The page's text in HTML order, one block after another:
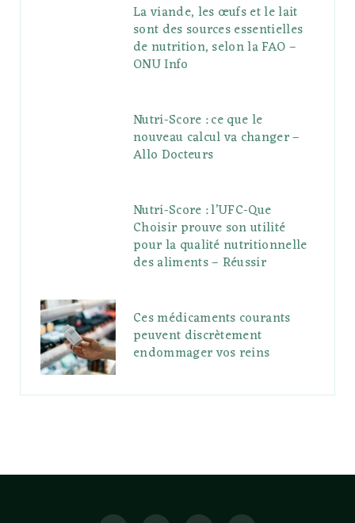
La viande, les œufs et le lait
sont des sources essentielles
de nutrition, selon la FAO –
ONU Info
Nutri-Score : ce que le
nouveau calcul va changer –
Allo Docteurs
Nutri-Score : l’UFC-Que
Choisir prouve son utilité
pour la qualité nutritionnelle
des aliments – Réussir
Ces médicaments courants
peuvent discrètement
endommager vos reins